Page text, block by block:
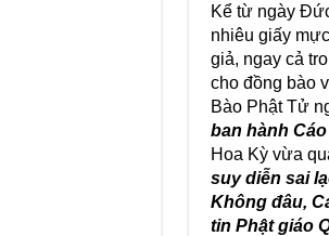
Kể từ ngày
nhiêu giấy
giả, ngay cả
cho đồng bào
Bào Phật Tử
ban hành
Hoa Kỳ vừa
suy diễn sai
Không đâu,
tin Phật giáo